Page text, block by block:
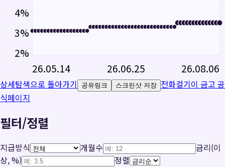
4%
3%
2%
26.05.14 26.06.25 26.08.06
상세탐색으로 돌아가기 공유링크 스크린샷 저장 전화걸기이 금고 공
식페이지
필터/정렬
지급방식 개월수
금리(이
상, %)
정렬